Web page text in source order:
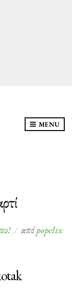
MENU
απόpopelix